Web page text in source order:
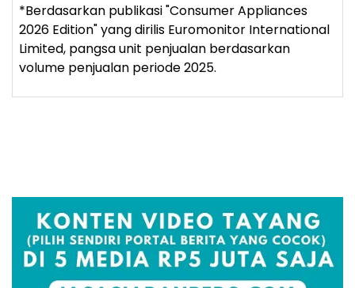
*Berdasarkan publikasi "Consumer Appliances
2026 Edition" yang dirilis Euromonitor International
Limited, pangsa unit penjualan berdasarkan
volume penjualan periode 2025.